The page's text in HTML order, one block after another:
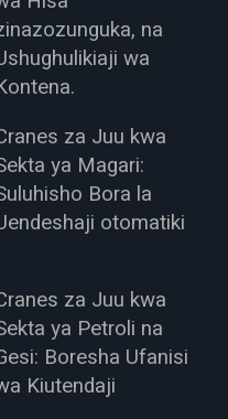
na
wa
za Juu kwa
ya Magari:
Bora la
otomatiki
za Juu kwa
ya Petroli na
Boresha Ufanisi
Kiutendaji